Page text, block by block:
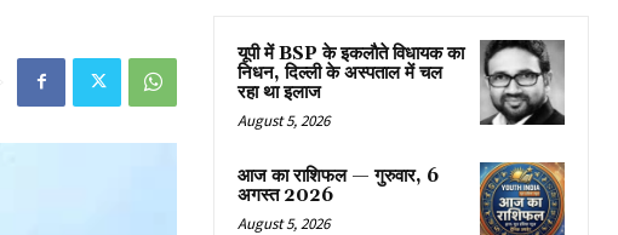
यूपी में BSP के इकलाैते विधायक का
निधन, दिल्ली के अस्पताल में चल
रहा था इलाज
August 5, 2026
आज का राशिफल — गुरुवार, 6
अगस्त 2026
August 5, 2026